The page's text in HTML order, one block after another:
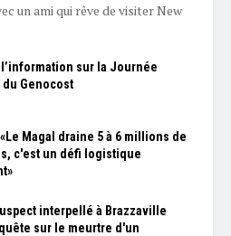
un ami qui rêve de visiter New
l’information sur la Journée
Genocost
Magal draine 5 à 6 millions de
c'est un défi logistique
interpellé à Brazzaville
sur le meurtre d'un